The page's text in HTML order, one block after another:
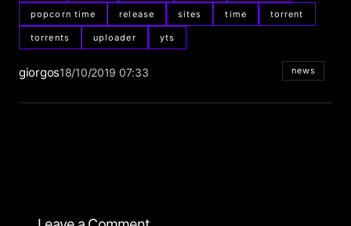
popcorn time release sites time torrent
torrents uploader yts
giorgos18/10/2019 07:33 news